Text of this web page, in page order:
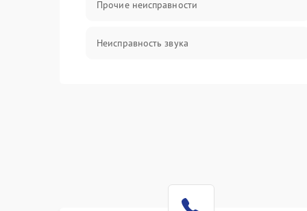
Прочие неисправности
Неисправность звука